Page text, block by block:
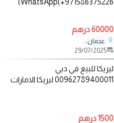
WhatsApp(+971586375226)
60000 درهم
عجمان ،
29/07/2025
ليريكا للبيع في دبي
00962789400011 ليريكا الامارات
1500 درهم